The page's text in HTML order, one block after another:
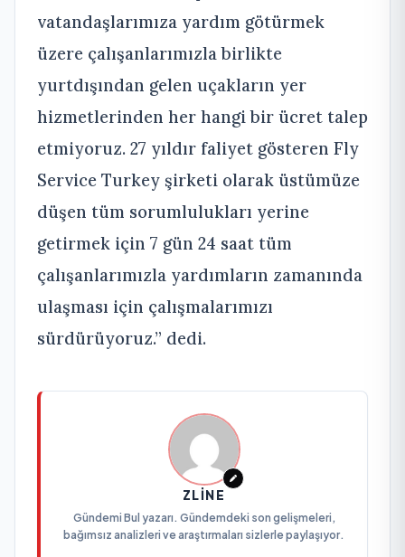
vatandaşlarımıza yardım götürmek
üzere çalışanlarımızla birlikte
yurtdışından gelen uçakların yer
hizmetlerinden her hangi bir ücret talep
etmiyoruz. 27 yıldır faliyet gösteren Fly
Service Turkey şirketi olarak üstümüze
düşen tüm sorumlulukları yerine
getirmek için 7 gün 24 saat tüm
çalışanlarımızla yardımların zamanında
ulaşması için çalışmalarımızı
sürdürüyoruz.” dedi.
ZLINE
Gündemi Bul yazarı. Gündemdeki son gelişmeleri,
bağımsız analizleri ve araştırmaları sizlerle paylaşıyor.